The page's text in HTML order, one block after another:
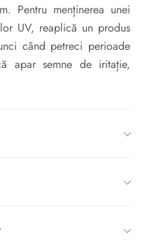
Pentru menținerea unei
UV, reaplică un produs
când petreci perioade
apar semne de iritație,